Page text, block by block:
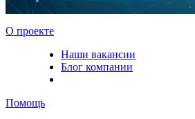
О проекте
Наши вакансии
Блог компании
Помощь